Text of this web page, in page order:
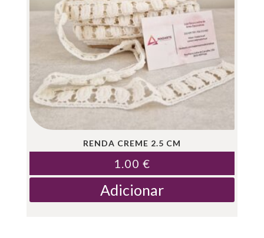
RENDA CREME 2.5 CM
1.00 €
Adicionar